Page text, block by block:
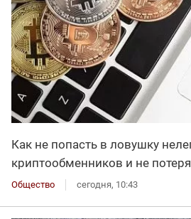
Как не попасть в ловушку
криптообменников и не
Общество сегодня, 10:43